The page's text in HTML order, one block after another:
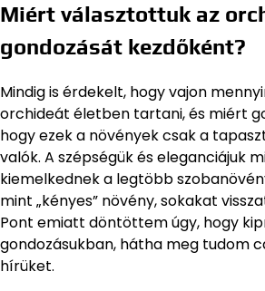
Miért választottuk az
gondozását kezdőként?
Mindig is érdekelt, hogy vajon
orchideát életben tartani, és miért
hogy ezek a növények csak a
valók. A szépségük és eleganciájuk
kiemelkednek a legtöbb
mint „kényes” növény, sokakat
Pont emiatt döntöttem úgy, hogy
gondozásukban, hátha meg tudom
hírüket.